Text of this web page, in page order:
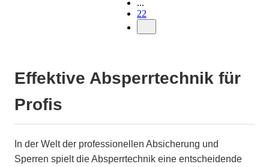
...
22
Effektive Absperrtechnik für
Profis
In der Welt der professionellen Absicherung und
Sperren spielt die Absperrtechnik eine entscheidende